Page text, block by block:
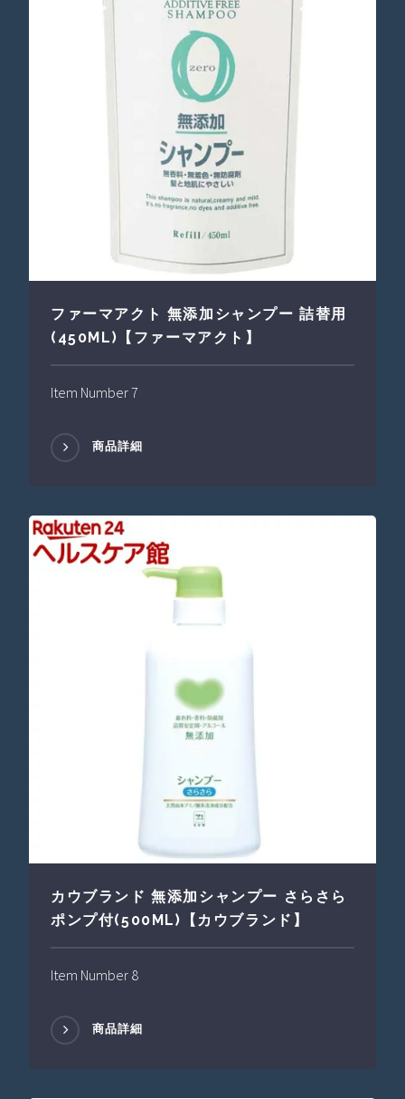
ファーマアクト 無添加シャンプー 詰替用
(450ML)【ファーマアクト】
Item Number 7
商品詳細
カウブランド 無添加シャンプー さらさら
ポンプ付(500ML)【カウブランド】
Item Number 8
商品詳細